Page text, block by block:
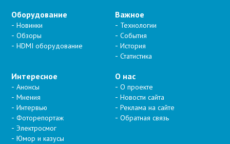
Оборудование
Новинки
Обзоры
HDMI оборудование
Важное
Технологии
События
История
Статистика
Интересное
Анонсы
Мнения
Интервью
Фоторепортаж
Электросмог
Юмор и казусы
О нас
О проекте
Новости сайта
Реклама на сайте
Обратная связь